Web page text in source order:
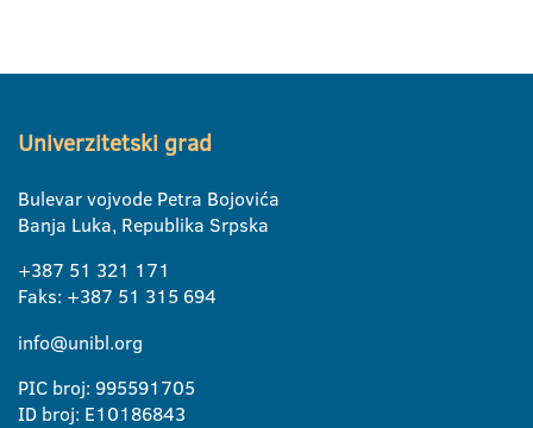
Univerzitetski grad
Bulevar vojvode Petra Bojovića
Banja Luka, Republika Srpska
+387 51 321 171
Faks: +387 51 315 694
info@unibl.org
PIC broj: 995591705
ID broj: E10186843